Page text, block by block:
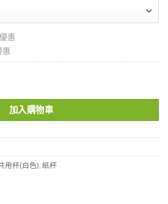
惠
惠
加入購物車
用杯(白色) 紙杯